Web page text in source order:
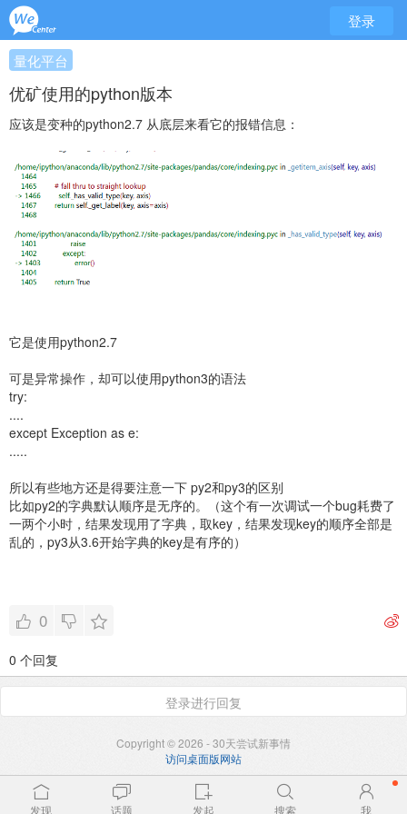
登录
量化平台
优矿使用的python版本
应该是变种的python2.7 从底层来看它的报错信息：
它是使用python2.7
可是异常操作，却可以使用python3的语法
try:
....
except Exception as e:
.....
所以有些地方还是得要注意一下 py2和py3的区别
比如py2的字典默认顺序是无序的。（这个有一次调试一个bug耗费了
一两个小时，结果发现用了字典，取key，结果发现key的顺序全部是
乱的，py3从3.6开始字典的key是有序的）
0
0 个回复
登录进行回复
Copyright © 2026 - 30天尝试新事情
访问桌面版网站
发现 话题 发起 搜索 我